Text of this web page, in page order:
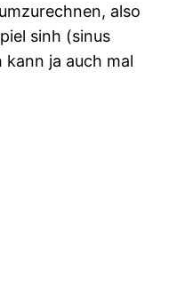
umzurechnen, also
sinh (sinus
ja auch mal